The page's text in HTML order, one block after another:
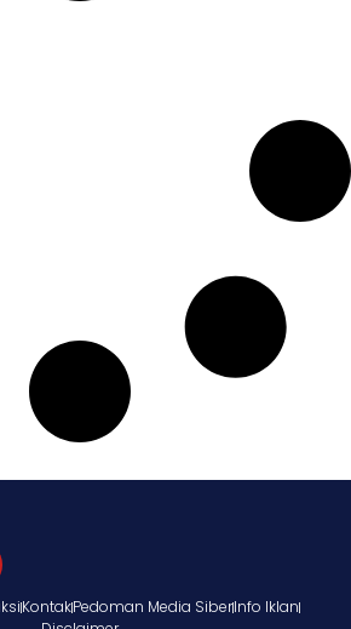
KontakPedoman Media SiberInfo Iklan